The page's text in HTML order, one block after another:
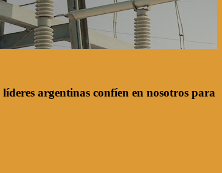
argentinas confíen en nosotros para